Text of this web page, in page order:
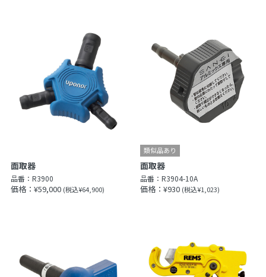
面取器
品番： R3900
価格：¥59,000 (税込¥64,900)
面取器
品番：R3904-10A
価格：¥930 (税込¥1,023)